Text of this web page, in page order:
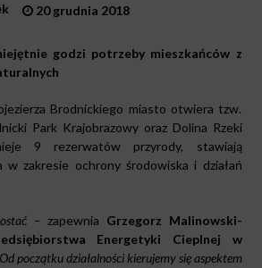
20 grudnia 2018
godzi potrzeby mieszkańców z
Brodnickiego miasto otwiera tzw.
Park Krajobrazowy oraz Dolina Rzeki
9 rezerwatów przyrody, stawiają
w zakresie ochrony środowiska i działań
– zapewnia Grzegorz Malinowski-
Energetyki Cieplnej w
początku działalności kierujemy się aspektem